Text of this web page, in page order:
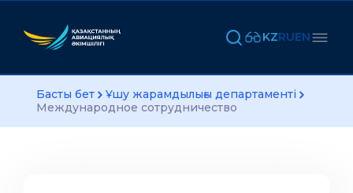
KZRUEN
Басты бет
Ұшу жарамдылығы департаменті
Международное сотрудничество